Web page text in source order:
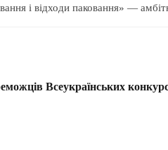
і відходи паковання» —
Всеукраїнських